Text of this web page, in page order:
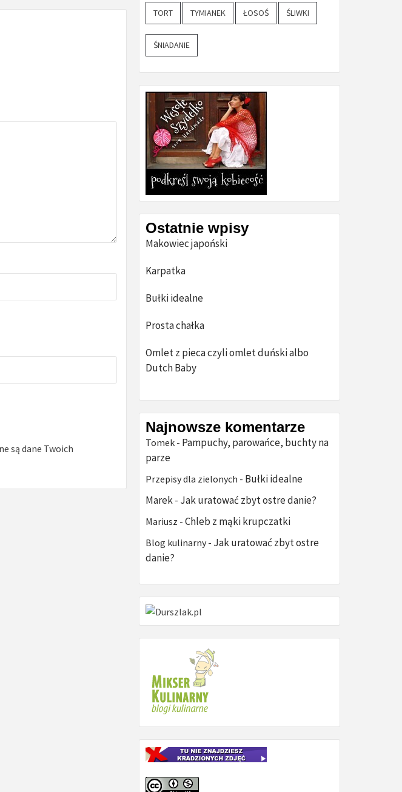
są dane Twoich
TORT TYMIANEK ŁOSOŚ ŚLIWKI
ŚNIADANIE
Ostatnie wpisy
Makowiec japoński
Karpatka
Bułki idealne
Prosta chałka
Omlet z pieca czyli omlet duński albo
Dutch Baby
Najnowsze komentarze
Tomek - Pampuchy, parowańce, buchty na
parze
Przepisy dla zielonych - Bułki idealne
Marek - Jak uratować zbyt ostre danie?
Mariusz - Chleb z mąki krupczatki
Blog kulinarny- Jak uratować zbyt ostre
danie?